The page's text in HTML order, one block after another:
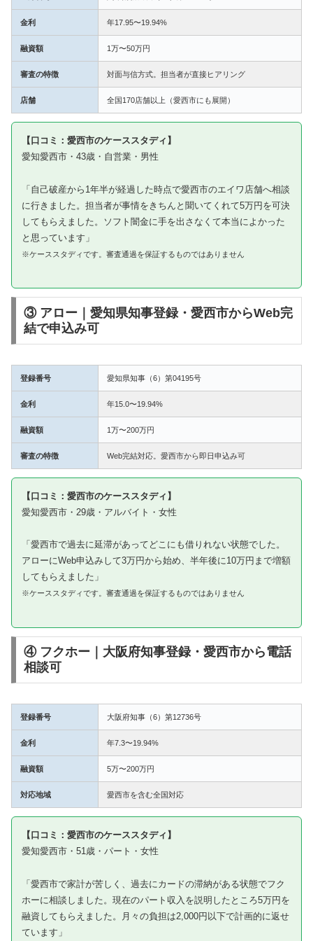
金利 年17.95〜19.94%
融資額 1万〜50万円
審査の特徴 対面与信方式。担当者が直接ヒアリング
店舗 全国170店舗以上（愛西市にも展開）
【口コミ：愛西市のケーススタディ】
愛知愛西市・43歳・自営業・男性
「自己破産から1年半が経過した時点で愛西市のエイワ店舗へ相談
に行きました。担当者が事情をきちんと聞いてくれて5万円を可決
してもらえました。ソフト闇金に手を出さなくて本当によかった
と思っています」
※ケーススタディです。審査通過を保証するものではありません
③ アロー｜愛知県知事登録・愛西市からWeb完
結で申込み可
登録番号 愛知県知事（6）第04195号
金利 年15.0〜19.94%
融資額 1万〜200万円
審査の特徴 Web完結対応。愛西市から即日申込み可
【口コミ：愛西市のケーススタディ】
愛知愛西市・29歳・アルバイト・女性
「愛西市で過去に延滞があってどこにも借りれない状態でした。
アローにWeb申込みして3万円から始め、半年後に10万円まで増額
してもらえました」
※ケーススタディです。審査通過を保証するものではありません
④ フクホー｜大阪府知事登録・愛西市から電話
相談可
登録番号 大阪府知事（6）第12736号
金利 年7.3〜19.94%
融資額 5万〜200万円
対応地域 愛西市を含む全国対応
【口コミ：愛西市のケーススタディ】
愛知愛西市・51歳・パート・女性
「愛西市で家計が苦しく、過去にカードの滞納がある状態でフク
ホーに相談しました。現在のパート収入を説明したところ5万円を
融資してもらえました。月々の負担は2,000円以下で計画的に返せ
ています」